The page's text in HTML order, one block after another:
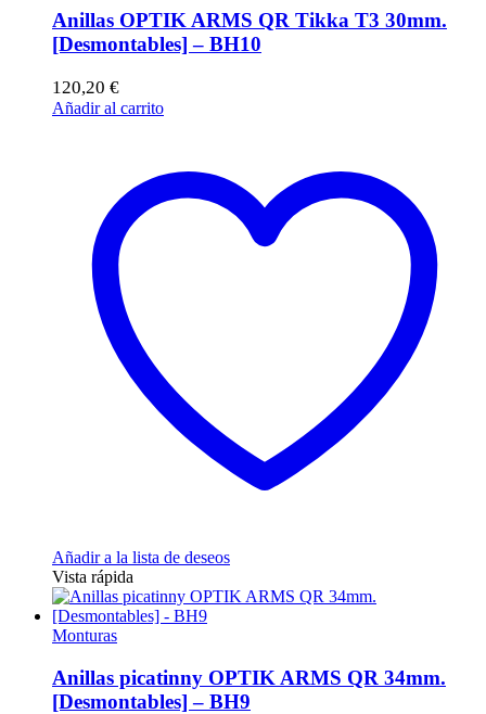
Anillas OPTIK ARMS QR Tikka T3 30mm.
[Desmontables] – BH10
120,20 €
Añadir al carrito
Añadir a la lista de deseos
Vista rápida
Monturas
Anillas picatinny OPTIK ARMS QR 34mm.
[Desmontables] – BH9